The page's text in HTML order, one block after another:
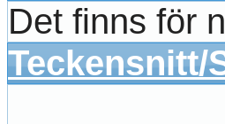
Det finns för
Teckensnitt/